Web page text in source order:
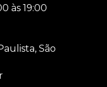
às 19:00
São